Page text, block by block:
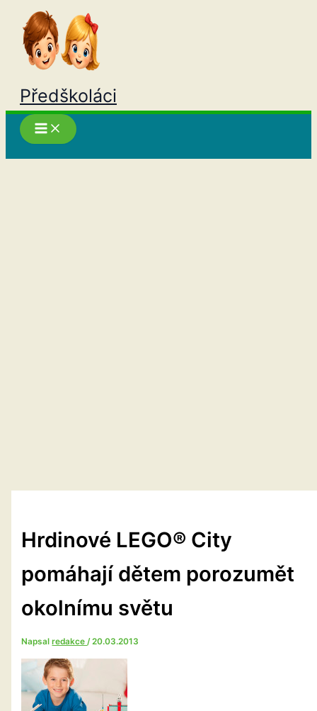
Přeskočit
obsah
Předškoláci
Hrdinové LEGO® City
pomáhají dětem porozumět
okolnímu světu
Napsalredakce/20.03.2013